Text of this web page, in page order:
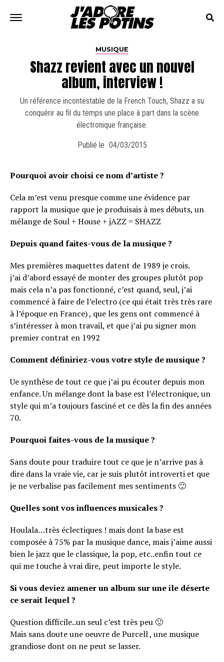
MUSIQUE
Shazz revient avec un nouvel
album, interview !
Un référence incontestable de la French Touch, Shazz a su
conquérir au fil du temps une place à part dans la scène
électronique française.
Publié le 04/03/2015
Pourquoi avoir choisi ce nom d’artiste ?
Cela m’est venu presque comme une évidence par
rapport la musique que je produisais à mes débuts, un
mélange de Soul + House + jAZZ = SHAZZ
Depuis quand faites-vous de la musique ?
Mes premières maquettes datent de 1989 je crois.
j’ai d’abord essayé de monter des groupes plutôt pop
mais cela n’a pas fonctionné, c’est quand, seul, j’ai
commencé à faire de l’electro (ce qui était très très rare
à l’époque en France) , que les gens ont commencé à
s’intéresser à mon travail, et que j’ai pu signer mon
premier contrat en 1992
Comment définiriez-vous votre style de musique ?
Ue synthèse de tout ce que j’ai pu écouter depuis mon
enfance. Un mélange dont la base est l’électronique, un
style qui m’a toujours fasciné et ce dès la fin des années
70.
Pourquoi faites-vous de la musique ?
Sans doute pour traduire tout ce que je n’arrive pas à
dire dans la vraie vie, car je suis plutôt introverti et que
je ne verbalise pas facilement mes sentiments 🙂
Quelles sont vos influences musicales ?
Houlala…très éclectiques ! mais dont la base est
composée à 75% par la musique dance, mais j’aime aussi
bien le jazz que le classique, la pop, etc..enfin tout ce
qui me touche à vrai dire, peut importe le style.
Si vous deviez amener un album sur une ile déserte
ce serait lequel ?
Question difficile..un seul c’est très peu 🙂
Mais sans doute une oeuvre de Purcell , une musique
grandiose dont on ne peut se lasser.